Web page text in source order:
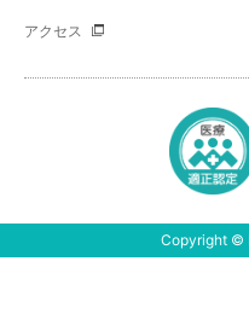
アクセス
Copyright ©